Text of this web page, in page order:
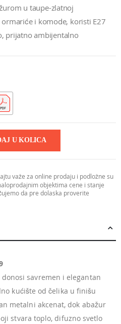
u taupe-zlatnoj
i komode, koristi E27
prijatno ambijentalno
U KOLICA
važe za online prodaju i podložne su
objektima cene i stanje
da pre dolaska proverite
donosi savremen i elegantan
kućište od čelika u finišu
metalni akcenat, dok abažur
stvara toplo, difuzno svetlo